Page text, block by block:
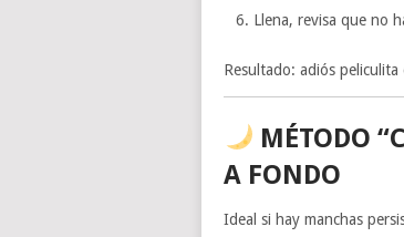
Llena, revisa que no
Resultado: adiós
MÉTODO
A FONDO
Ideal si hay manchas